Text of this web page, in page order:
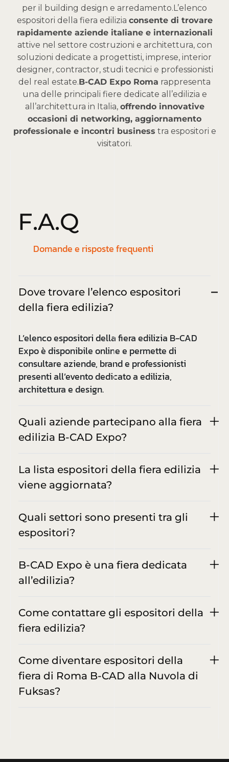
per il building design e arredamento. L’elenco
espositori della fiera edilizia consente di trovare
rapidamente aziende italiane e internazionali
attive nel settore costruzioni e architettura, con
soluzioni dedicate a progettisti, imprese, interior
designer, contractor, studi tecnici e professionisti
del real estate.B-CAD Expo Roma rappresenta
una delle principali fiere dedicate all’edilizia e
all’architettura in Italia, offrendo innovative
occasioni di networking, aggiornamento
professionale e incontri business tra espositori e
visitatori.
F.A.Q
Domande e risposte frequenti
Dove trovare l’elenco espositori
della fiera edilizia?
L’elenco espositori della fiera edilizia B-CAD
Expo è disponibile online e permette di
consultare aziende, brand e professionisti
presenti all’evento dedicato a edilizia,
architettura e design.
Quali aziende partecipano alla fiera
edilizia B-CAD Expo?
La lista espositori della fiera edilizia
viene aggiornata?
Quali settori sono presenti tra gli
espositori?
B-CAD Expo è una fiera dedicata
all’edilizia?
Come contattare gli espositori della
fiera edilizia?
Come diventare espositori della
fiera di Roma B-CAD alla Nuvola di
Fuksas?